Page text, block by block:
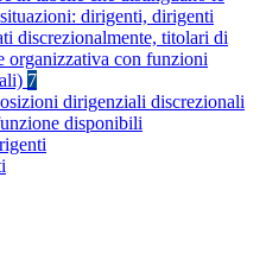
dirigenti, dirigenti
discrezionalmente, titolari di
organizzativa con funzioni
7
dirigenziali discrezionali
disponibili